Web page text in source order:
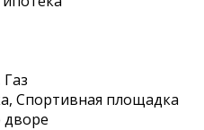
Спортивная площадка
дворе